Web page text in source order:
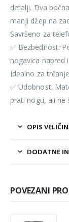
detalji. Dva
manji džep na
Savršeno za
✅ Bezbednost:
nogavica napred
Idealno za
✅ Udobnost:
prati nogu, ali ne
OPIS
DODATNE
POVEZANI